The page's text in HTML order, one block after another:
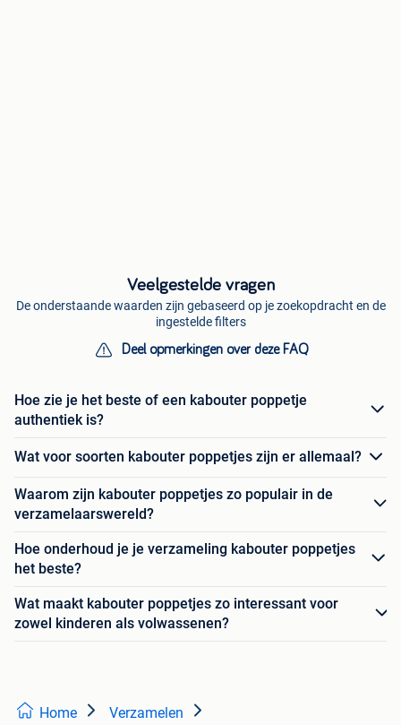
Veelgestelde vragen
De onderstaande waarden zijn gebaseerd op je zoekopdracht en de
ingestelde filters
Deel opmerkingen over deze FAQ
Hoe zie je het beste of een kabouter poppetje
authentiek is?
Wat voor soorten kabouter poppetjes zijn er allemaal?
Waarom zijn kabouter poppetjes zo populair in de
verzamelaarswereld?
Hoe onderhoud je je verzameling kabouter poppetjes
het beste?
Wat maakt kabouter poppetjes zo interessant voor
zowel kinderen als volwassenen?
Home Verzamelen